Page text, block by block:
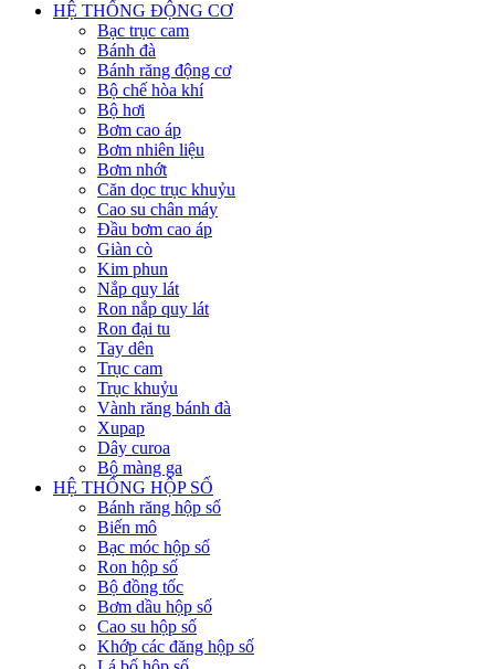
HỆ THỐNG ĐỘNG CƠ
Bạc trục cam
Bánh đà
Bánh răng động cơ
Bộ chế hòa khí
Bộ hơi
Bơm cao áp
Bơm nhiên liệu
Bơm nhớt
Căn dọc trục khuỷu
Cao su chân máy
Đầu bơm cao áp
Giàn cò
Kim phun
Nắp quy lát
Ron nắp quy lát
Ron đại tu
Tay dên
Trục cam
Trục khuỷu
Vành răng bánh đà
Xupap
Dây curoa
Bộ màng ga
HỆ THỐNG HỘP SỐ
Bánh răng hộp số
Biến mô
Bạc móc hộp số
Ron hộp số
Bộ đồng tốc
Bơm dầu hộp số
Cao su hộp số
Khớp các đăng hộp số